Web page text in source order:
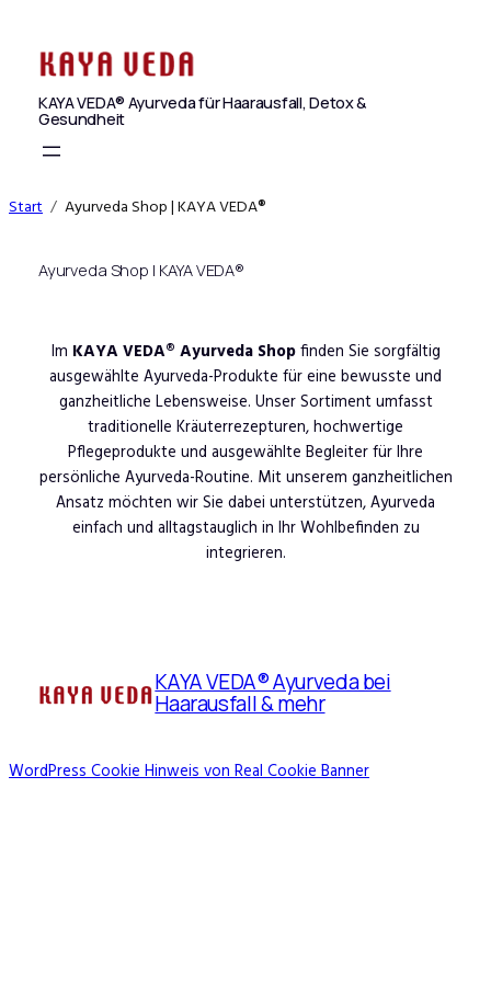
springen
KAYA VEDA® Ayurveda für Haarausfall, Detox &
Gesundheit
Start Ayurveda Shop | KAYA VEDA®
Ayurveda Shop | KAYA VEDA®
Im KAYA VEDA® Ayurveda Shopfinden Sie sorgfältig
ausgewählte Ayurveda-Produkte für eine bewusste und
ganzheitliche Lebensweise. Unser Sortiment umfasst
traditionelle Kräuterrezepturen, hochwertige
Pflegeprodukte und ausgewählte Begleiter für Ihre
persönliche Ayurveda-Routine. Mit unserem ganzheitlichen
Ansatz möchten wir Sie dabei unterstützen, Ayurveda
einfach und alltagstauglich in Ihr Wohlbefinden zu
integrieren.
KAYA VEDA® Ayurveda bei
Haarausfall & mehr
WordPress Cookie Hinweis von Real Cookie Banner